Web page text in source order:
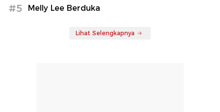
#5 Melly Lee Berduka
Lihat Selengkapnya